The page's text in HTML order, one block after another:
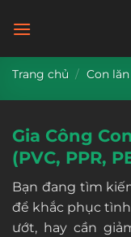
qua
dung
Trang chủ / Con lăn
Gia Công
(PVC, PPR,
Bạn đang tìm
để khắc phục
ướt, hay cần